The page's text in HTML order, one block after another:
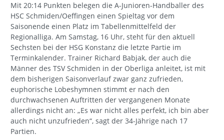
Mit 20:14 Punkten belegen die A-Junioren-Handballer des
HSC Schmiden/Oeffingen einen Spieltag vor dem
Saisonende einen Platz im Tabellenmittelfeld der
Regionalliga. Am Samstag, 16 Uhr, steht für den aktuell
Sechsten bei der HSG Konstanz die letzte Partie im
Terminkalender. Trainer Richard Babjak, der auch die
Männer des TSV Schmiden in der Oberliga anleitet, ist mit
dem bisherigen Saisonverlauf zwar ganz zufrieden,
euphorische Lobeshymnen stimmt er nach den
durchwachsenen Auftritten der vergangenen Monate
allerdings nicht an: „Es war nicht alles perfekt, ich bin aber
auch nicht unzufrieden“, sagt der 34-Jährige nach 17
Partien.